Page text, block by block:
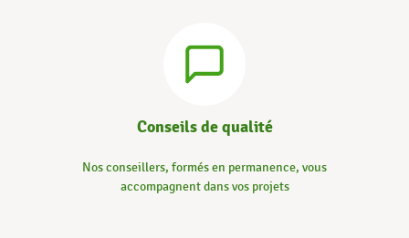
Conseils de qualité
Nos conseillers, formés en permanence, vous
accompagnent dans vos projets